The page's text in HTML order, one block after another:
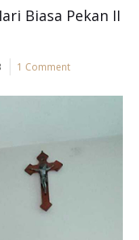
Biasa Pekan II
1 Comment